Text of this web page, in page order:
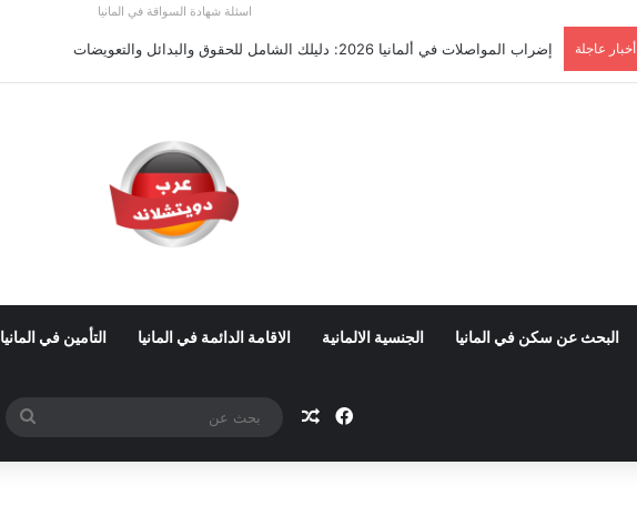
اسئلة شهادة السواقة في المانيا
أخبار عاجلة أوسبيلدونغ تبريد مراكز البيانات في ألمانيا 2026: الأجور والشروط
البحث عن سكن في المانيا الجنسية الالمانية الاقامة الدائمة في المانيا التأمين في المانيا
فيسبوكمقال عشوائي